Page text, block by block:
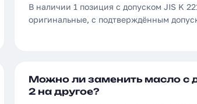
В наличии 1 позиция с допуском JIS K
оригинальные, с подтверждённым
Можно ли заменить масло с
2 на другое?